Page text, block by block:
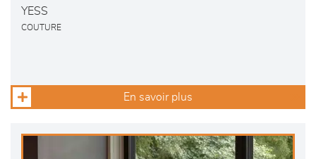
YESS
COUTURE
En savoir plus